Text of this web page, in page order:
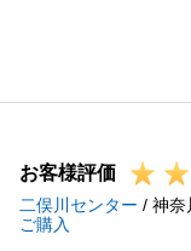
無事に年内に売
一方で、お客様
仕組みを抜本的
いる所存です。
この度のご取引
お客様評価
二俣川センター / 神奈
ご購入